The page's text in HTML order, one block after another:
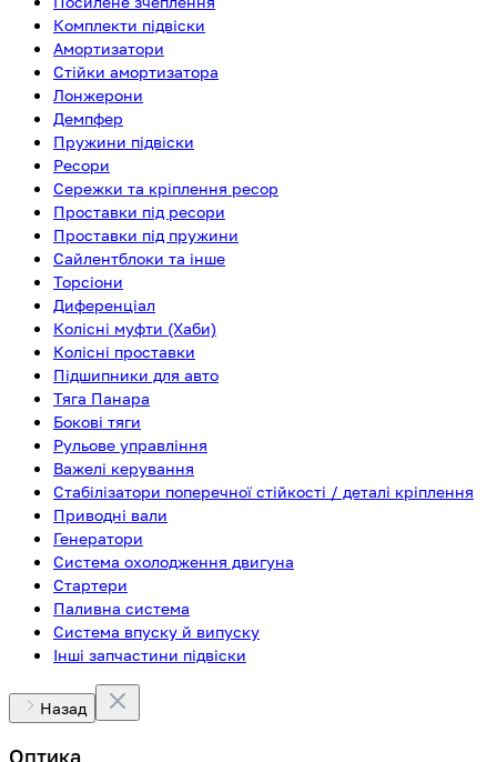
Комплекти підвіски
Амортизатори
Стійки амортизатора
Лонжерони
Демпфер
Пружини підвіски
Ресори
Сережки та кріплення ресор
Проставки під ресори
Проставки під пружини
Сайлентблоки та інше
Торсіони
Диференціал
Колісні муфти (Хаби)
Колісні проставки
Підшипники для авто
Тяга Панара
Бокові тяги
Рульове управління
Важелі керування
Стабілізатори поперечної стійкості / деталі кріплення
Приводні вали
Генератори
Система охолодження двигуна
Стартери
Паливна система
Система впуску й випуску
Інші запчастини підвіски
Назад
Оптика